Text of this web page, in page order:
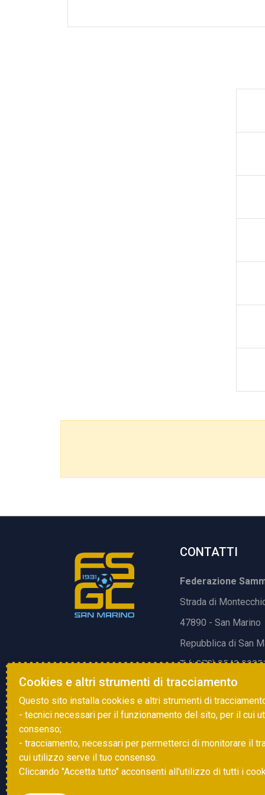
CONTATTI
Federazione
Strada di
47890 - San Marino
Repubblica di San
T. (+378) 0549
E.info@fsgc.sm
Cookies e altri strumenti di tracciamento
Questo sito installa cookies e altri strumenti di
- tecnici necessari per il funzionamento del sito, per il cui
consenso;
- tracciamento, necessari per permetterci di monitorare il
cui utilizzo serve il tuo consenso.
Cliccando "Accetta tutto" acconsenti all'utilizzo di tutti i